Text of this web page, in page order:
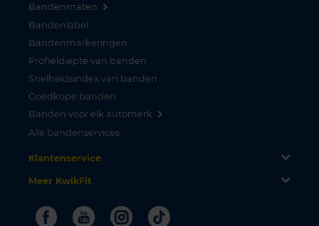
Bandenmaten
Bandenlabel
Bandenmarkeringen
Profieldiepte van banden
Snelheidsindex van banden
Goedkope banden
Banden voor elk automerk
Alle bandenservices
Klantenservice
Meer KwikFit
FacebookYoutubeInstagram
Tiktok